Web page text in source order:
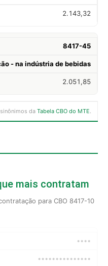
2.143,32
8417-45
- na indústria de bebidas
2.051,85
da Tabela CBO do MTE.
mais contratam
para CBO 8417-10
••••
•••••••••••••••